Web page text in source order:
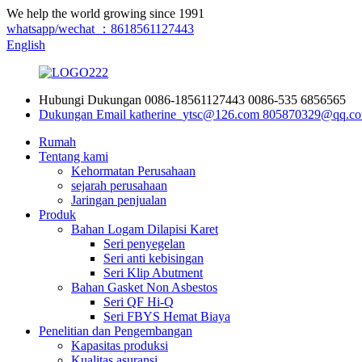
We help the world growing since 1991
whatsapp/wechat ：8618561127443
English
Hubungi Dukungan 0086-18561127443 0086-535 6856565
Dukungan Email katherine_ytsc@126.com
Rumah
Tentang kami
Kehormatan Perusahaan
sejarah perusahaan
Jaringan penjualan
Produk
Bahan Logam Dilapisi Karet
Seri penyegelan
Seri anti kebisingan
Seri Klip Abutment
Bahan Gasket Non Asbestos
Seri QF Hi-Q
Seri FBYS Hemat Biaya
Penelitian dan Pengembangan
Kapasitas produksi